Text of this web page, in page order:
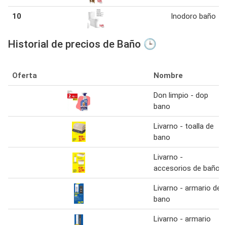
10 Inodoro baño
Historial de precios de Baño 🕒
Oferta Nombre
Don limpio - dop
bano
Livarno - toalla de
bano
Livarno -
accesorios de baño
Livarno - armario de
bano
Livarno - armario